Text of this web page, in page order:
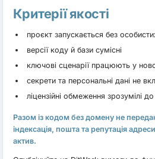
Критерії якості
проєкт запускається без
версії коду й бази сумісні
ключові сценарії працюють у
секрети та персональні дані не
ліцензійні обмеження зрозумілі
Разом із кодом без домену не
індексація, пошта та репутація
актив.